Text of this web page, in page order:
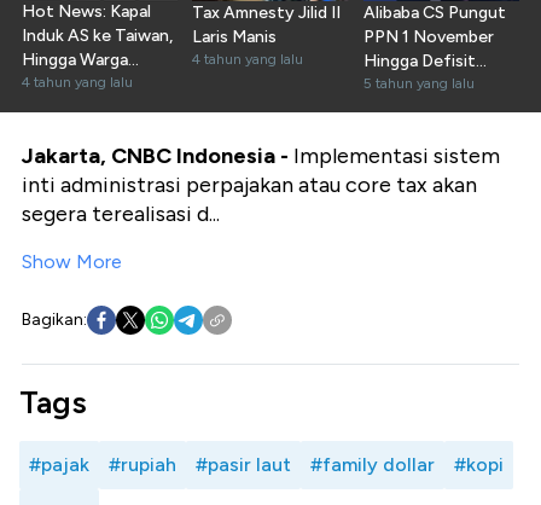
Hot News: Kapal
Induk AS ke Taiwan,
Hingga Warga
Bebas Pajak
4 tahun yang lalu
Tax Amnesty Jilid II
Laris Manis
4 tahun yang lalu
Alibaba CS Pungut
PPN 1 November
Hingga Defisit
Anggaran AS
5 tahun yang lalu
Jakarta, CNBC Indonesia - Implementasi sistem
inti administrasi perpajakan atau core tax akan
segera terealisasi d...
Show More
Bagikan:
Tags
#pajak #rupiah #pasir laut #family dollar #kopi